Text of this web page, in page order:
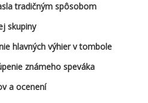
tradičným spôsobom
skupiny
hlavných výhier v tombole
známeho speváka
a ocenení